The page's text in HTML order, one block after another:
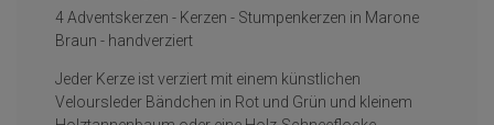
4 Adventskerzen - Kerzen - Stumpenkerzen in Marone
Braun - handverziert
Jeder Kerze ist verziert mit einem künstlichen
Veloursleder Bändchen in Rot und Grün und kleinem